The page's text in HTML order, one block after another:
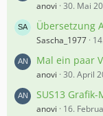
anovi 30. Mai
Übersetzung
Sascha_1977
Mal ein paar
anovi 30. April
SUS13
anovi 16.